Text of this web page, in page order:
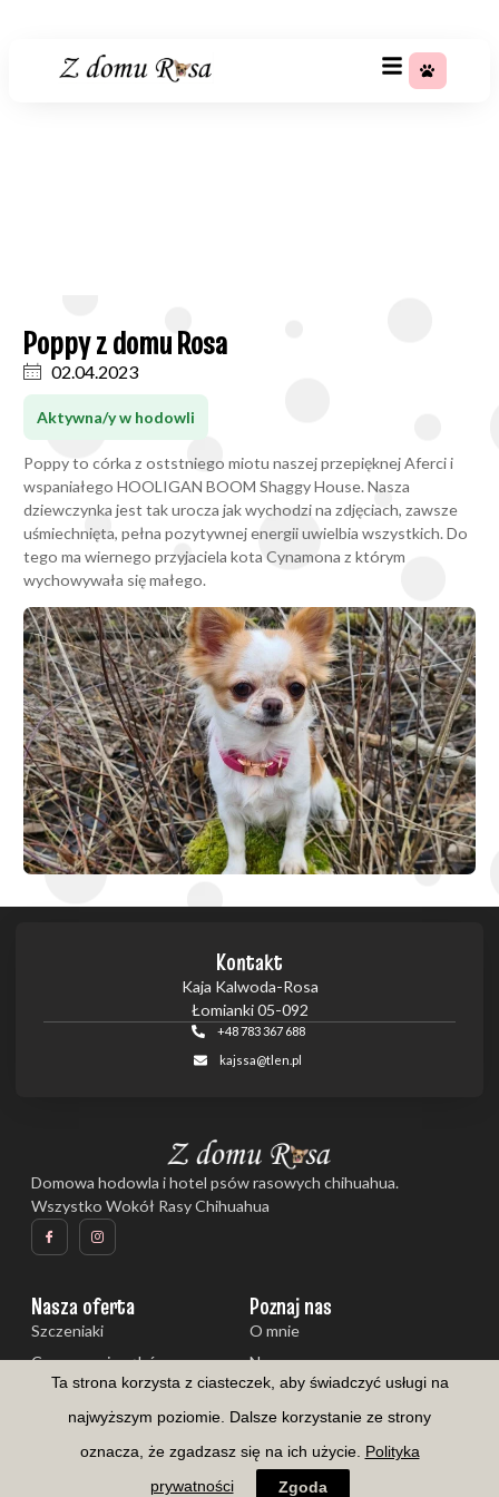
Poppy z domu Rosa
02.04.2023
Aktywna/y w hodowli
Poppy to córka z oststniego miotu naszej przepięknej Aferci i
wspaniałego HOOLIGAN BOOM Shaggy House. Nasza
dziewczynka jest tak urocza jak wychodzi na zdjęciach, zawsze
uśmiechnięta, pełna pozytywnej energii uwielbia wszystkich. Do
tego ma wiernego przyjaciela kota Cynamona z którym
wychowywała się małego.
Domowa hodowla i hotel psów rasowych chihuahua.
Wszystko Wokół Rasy Chihuahua
Nasza oferta
Szczeniaki
Czyszczenie zębów
Galeria
Poznaj nas
O mnie
Nasze psy
Aktualności
Kontakt
Kaja Kalwoda-Rosa
Łomianki 05-092
+48 783 367 688
kajssa@tlen.pl
Copyright © 2026 Z domu Rosa
Ta strona korzysta z ciasteczek, aby świadczyć usługi na
najwyższym poziomie. Dalsze korzystanie ze strony
oznacza, że zgadzasz się na ich użycie. Polityka
prywatności
Zgoda